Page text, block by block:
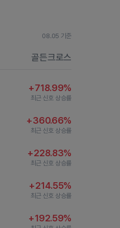
08.05 기준
골든크로스
+718.99%
최근 신호 상승률
+360.66%
최근 신호 상승률
+228.83%
최근 신호 상승률
+214.55%
최근 신호 상승률
+192.59%